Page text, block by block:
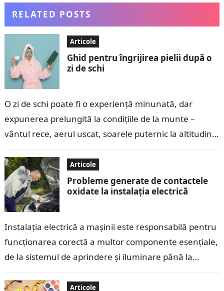
RELATED POSTS
Articole
Ghid pentru îngrijirea pielii după o
zi de schi
O zi de schi poate fi o experiență minunată, dar
expunerea prelungită la condițiile de la munte –
vântul rece, aerul uscat, soarele puternic la altitudini
Articole
Probleme generate de contactele
oxidate la instalația electrică
Instalația electrică a mașinii este responsabilă pentru
funcționarea corectă a multor componente esențiale,
de la sistemul de aprindere și iluminare până la
electrice, care…
Articole